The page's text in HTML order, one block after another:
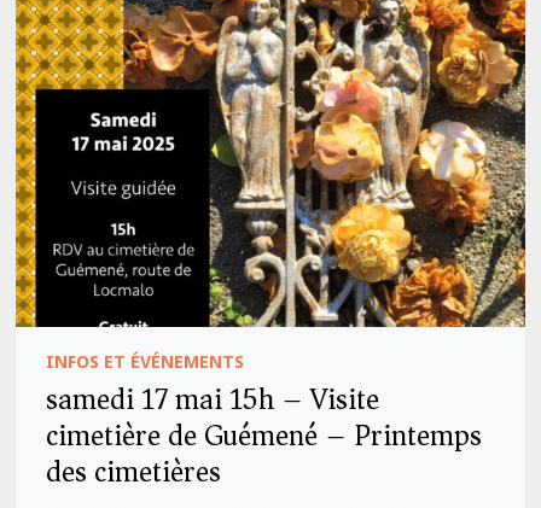
INFOS ET ÉVÉNEMENTS
samedi 17 mai 15h – Visite
cimetière de Guémené – Printemps
des cimetières